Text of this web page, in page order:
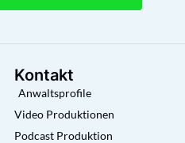
Kontakt
Anwaltsprofile
Video Produktionen
Podcast Produktion